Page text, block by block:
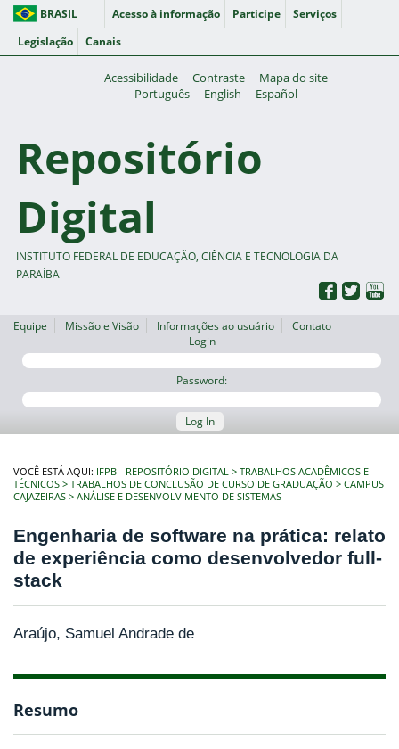
BRASIL Acesso à informação Participe
Serviços
Legislação
Canais
Acessibilidade Contraste
Mapa do site
Português
English Español
Repositório
Digital
INSTITUTO FEDERAL DE EDUCAÇÃO, CIÊNCIA E TECNOLOGIA DA
PARAÍBA
Equipe Missão e Visão Informações ao usuário
Contato
Login
Password:
Log In
VOCÊ ESTÁ AQUI: IFPB - REPOSITÓRIO DIGITAL
TRABALHOS ACADÊMICOS E
TÉCNICOS
TRABALHOS DE CONCLUSÃO DE CURSO DE GRADUAÇÃO
CAMPUS
CAJAZEIRAS
ANÁLISE E DESENVOLVIMENTO DE SISTEMAS
Engenharia de software na prática: relato
de experiência como desenvolvedor full-
stack
Araújo, Samuel Andrade de
Resumo